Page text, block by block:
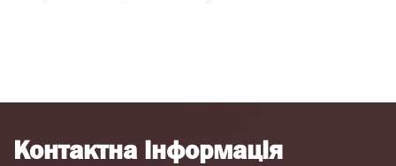
Контактна інформація